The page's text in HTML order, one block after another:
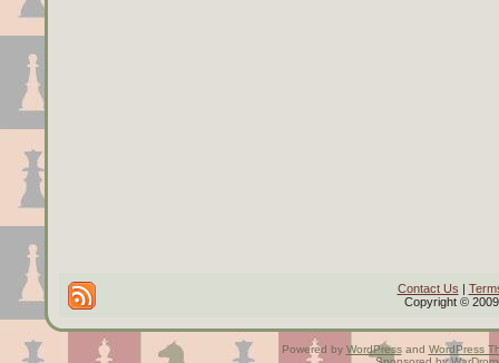
Contact Us |
Copyright ©
Powered by WordPressand WordPress